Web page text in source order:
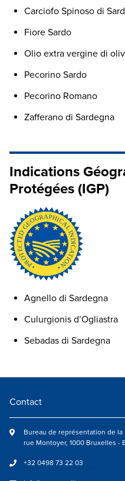
Carciofo Spinoso di
Fiore Sardo
Olio extra vergine di
Pecorino Sardo
Pecorino Romano
Zafferano di Sardegna
Indications
Protégées (IGP)
Agnello di Sardegna
Culurgionis d’Ogliastra
Sebadas di Sardegna
Contact
Bureau de représentation de la
rue Montoyer, 1000 Bruxelles -
+32 0498 73 22 03